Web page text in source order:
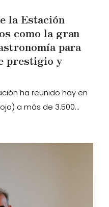
la Estación
como la gran
para
prestigio y
ha reunido hoy en
a más de 3.500...